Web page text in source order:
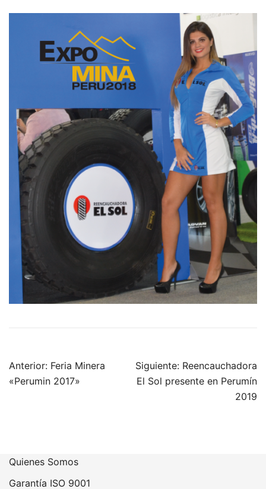
Navegación
de
Anterior: Feria Minera
«Perumin 2017»
Siguiente: Reencauchadora
El Sol presente en Perumín
2019
Quienes Somos
Garantía ISO 9001